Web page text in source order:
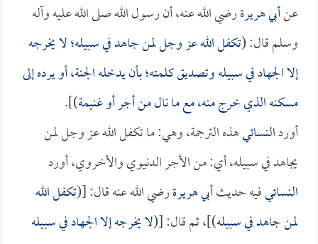
عنأبي هريرةرضي الله عنه، أن رسول الله صلى الله عليه وآله
وسلم قال: (تكفل الله عز وجل لمن جاهد في سبيله؛ لا يخرجه
إلا الجهاد في سبيله وتصديق كلمته؛ بأن يدخله الجنة، أو يرده إلى
مسكنه الذي خرج منه، مع ما نال من أجر أو غنيمة)].
أوردالنسائيهذه الترجمة، وهي: ما تكفل الله عز وجل لمن
يجاهد في سبيله، أي: من الأجر الدنيوي والأخروي، أورد
النسائيفيه حديثأبي هريرةرضي الله عنه قال: [(تكفل الله
لمن جاهد في سبيله)]، ثم قال: [(لا يخرجه إلا الجهاد في سبيله